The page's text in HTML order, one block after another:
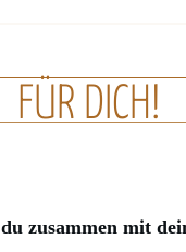
FÜR DICH!
zusammen mit